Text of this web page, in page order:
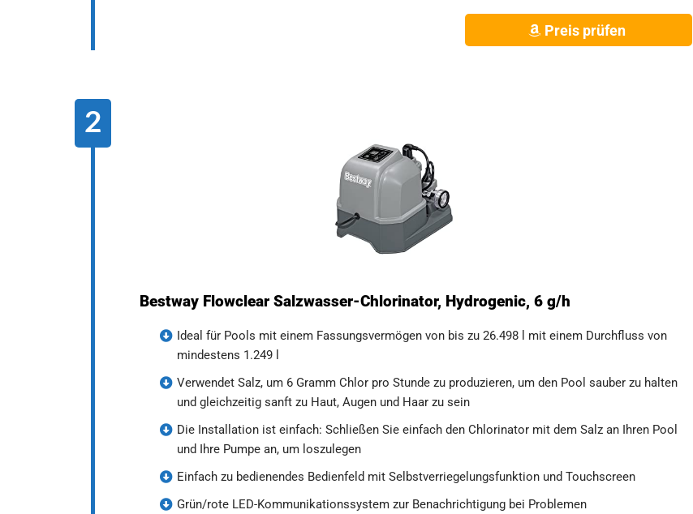
Preis prüfen
Bestway Flowclear Salzwasser-Chlorinator, Hydrogenic, 6 g/h
Ideal für Pools mit einem Fassungsvermögen von bis zu 26.498 l mit einem Durchfluss von
mindestens 1.249 l
Verwendet Salz, um 6 Gramm Chlor pro Stunde zu produzieren, um den Pool sauber zu halten
und gleichzeitig sanft zu Haut, Augen und Haar zu sein
Die Installation ist einfach: Schließen Sie einfach den Chlorinator mit dem Salz an Ihren Pool
und Ihre Pumpe an, um loszulegen
Einfach zu bedienendes Bedienfeld mit Selbstverriegelungsfunktion und Touchscreen
Grün/rote LED-Kommunikationssystem zur Benachrichtigung bei Problemen